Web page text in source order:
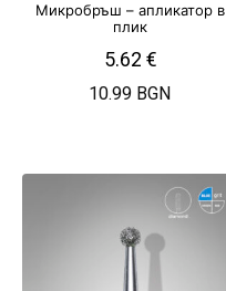
Микробръш – апликатор в
плик
5.62 €
10.99 BGN